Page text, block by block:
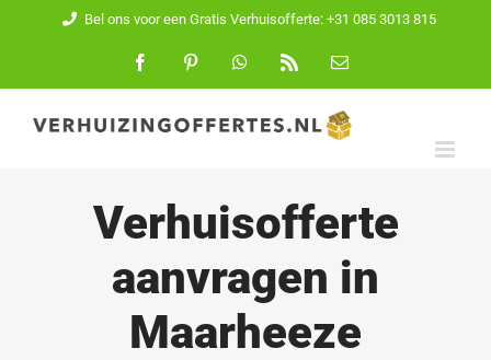
inhoud
Bel ons voor een Gratis Verhuisofferte: +31 085 3013 815
FacebookPinterest WhatsApp
E-
Verhuisofferte
aanvragen in
Maarheeze